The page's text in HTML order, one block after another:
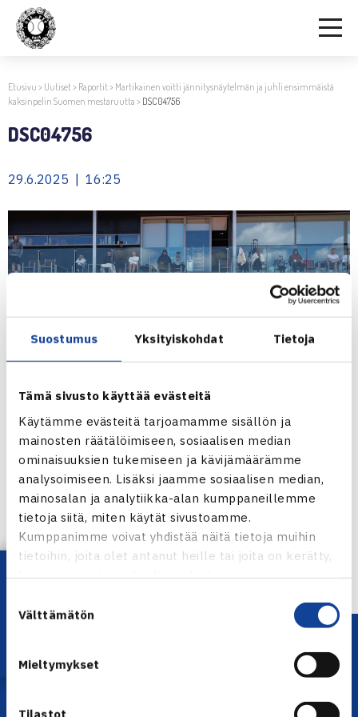
Suostumus Yksityiskohdat Tietoja
Tämä sivusto käyttää evästeitä
Käytämme evästeitä tarjoamamme sisällön ja
mainosten räätälöimiseen, sosiaalisen median
ominaisuuksien tukemiseen ja kävijämäärämme
analysoimiseen. Lisäksi jaamme sosiaalisen median,
mainosalan ja analytiikka-alan kumppaneillemme
tietoja siitä, miten käytät sivustoamme.
Kumppanimme voivat yhdistää näitä tietoja muihin
tietoihin, joita olet antanut heille tai joita on kerätty,
kun olet käyttänyt heidän palvelujaan.
valinta
Välttämätön
Mieltymykset
Etusivu > Uutiset> Raportit> Martikainen voitti jännitysnäytelmän ja juhli ensimmäistä
kaksinpelin Suomen mestaruutta > DSC04756
DSC04756
29.6.2025 | 16:25
← Edellinen
Lataa OmaTennis!